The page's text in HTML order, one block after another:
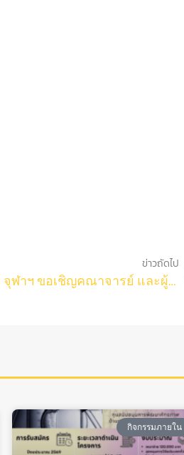
ข่าวถัดไป
อนุกรรมการวิชาการ สภาคณาจารย์ จุฬาฯ ขอเชิญคณาจารย์ และผู้ที่สนใจร่วมเสวนาในหัวข้อ “การเข้าสู่ตำแหน่งทางวิชาการด้วยผลงานวิชาการในลักษณะอื่น”
กิจกรรมภายใน